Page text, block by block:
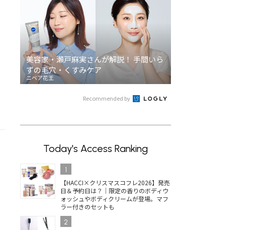
美容家・瀬戸麻実さんが解説！ 手間いら
ずの毛穴・くすみケア
ニベア花王
Recommended by
Today's Access Ranking
1
【HACCI×クリスマスコフレ2026】発売
日＆予約日は？｜限定の香りのボディウ
ォッシュやボディクリームが登場。マフ
ラー付きのセットも
2